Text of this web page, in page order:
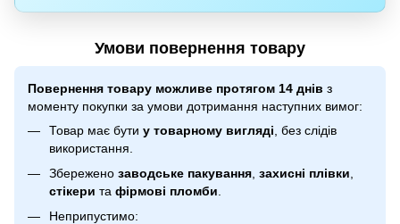
Умови повернення товару
Повернення товару можливе протягом 14 днів з
моменту покупки за умови дотримання наступних вимог:
Товар має бути у товарному вигляді , без слідів
використання.
Збережено заводське пакування захисні плівки
стікери та фірмові пломби
Неприпустимо: